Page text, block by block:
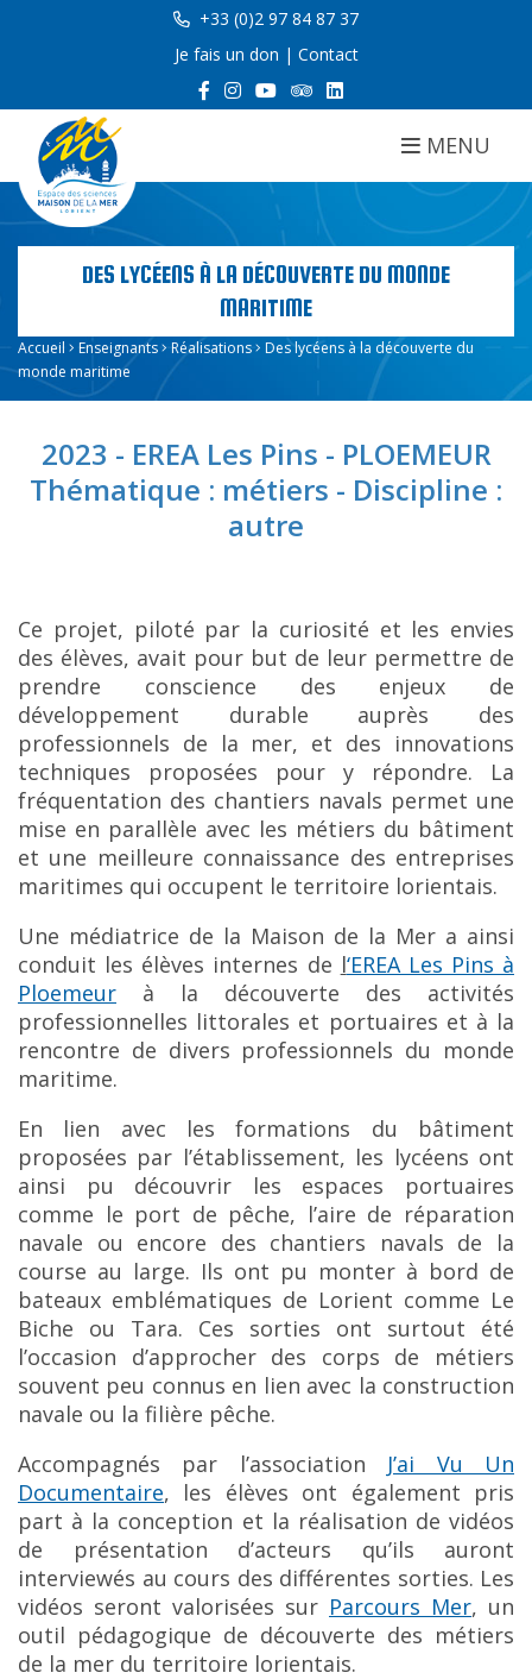
+33 (0)2 97 84 87 37
Je fais un don | Contact
MENU
DES LYCÉENS À LA DÉCOUVERTE DU MONDE
MARITIME
Accueil Enseignants Réalisations
Des lycéens à la découverte du
monde maritime
2023 - EREA Les Pins - PLOEMEUR
Thématique : métiers - Discipline :
autre
Ce projet, piloté par la curiosité et les envies
des élèves, avait pour but de leur permettre de
prendre conscience des enjeux de
développement durable auprès des
professionnels de la mer, et des innovations
techniques proposées pour y répondre. La
fréquentation des chantiers navals permet une
mise en parallèle avec les métiers du bâtiment
et une meilleure connaissance des entreprises
maritimes qui occupent le territoire lorientais.
Une médiatrice de la Maison de la Mer a ainsi
conduit les élèves internes de l‘EREA Les Pins à
Ploemeur
à la découverte des activités
professionnelles littorales et portuaires et à la
rencontre de divers professionnels du monde
maritime.
En lien avec les formations du bâtiment
proposées par l’établissement, les lycéens ont
ainsi pu découvrir les espaces portuaires
comme le port de pêche, l’aire de réparation
navale ou encore des chantiers navals de la
course au large. Ils ont pu monter à bord de
bateaux emblématiques de Lorient comme Le
Biche ou Tara. Ces sorties ont surtout été
l’occasion d’approcher des corps de métiers
souvent peu connus en lien avec la construction
navale ou la filière pêche.
Accompagnés par l’association J’ai Vu Un
Documentaire, les élèves ont également pris
part à la conception et la réalisation de vidéos
de présentation d’acteurs qu’ils auront
interviewés au cours des différentes sorties. Les
vidéos seront valorisées sur Parcours Mer, un
outil pédagogique de découverte des métiers
de la mer du territoire lorientais.